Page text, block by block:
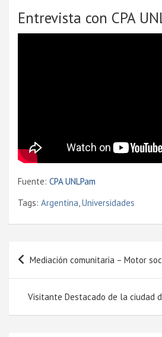
Entrevista con CPA
Fuente: CPA UNLPam
Tags: Argentina,Universidades
Navegación
de
entradas
Mediación comunitaria – Motor
Visitante Destacado de la ciudad